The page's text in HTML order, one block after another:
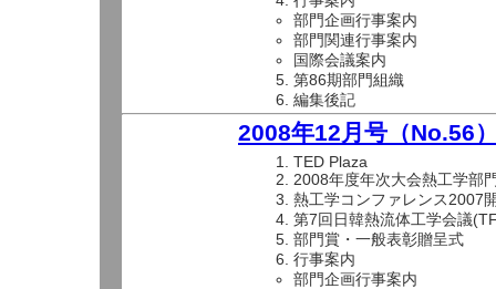
部門企画行事案内
部門関連行事案内
国際会議案内
第86期部門組織
編集後記
2008年12月号（No.56
TED Plaza
2008年度年次大会熱工学部
熱工学コンファレンス2007
第7回日韓熱流体工学会議
部門賞・一般表彰贈呈式
行事案内
部門企画行事案内